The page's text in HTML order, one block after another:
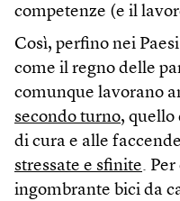
competenze (e il
Così, perfino nei
come il regno delle
comunque lavorano
secondo turno, quello
di cura e alle
stressate e sfinite. Per
ingombrante bici da